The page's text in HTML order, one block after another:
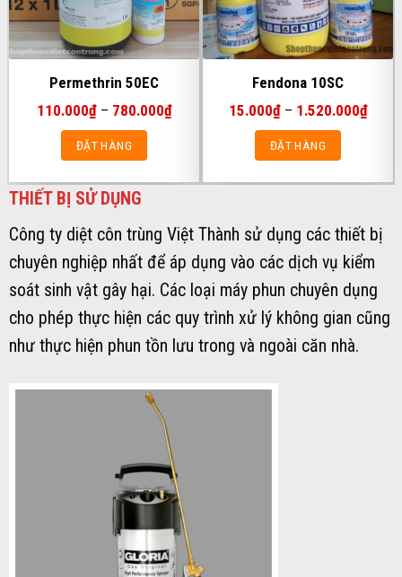
Permethrin 50EC
110.000₫ – 780.000₫Khoảng
giá:
780.000₫
ĐẶT HÀNG
phẩm
có
nhiều
biến
thể.
Các
tùy
chọn
trên
trang
phẩm
Fendona 10SC
15.000₫ – 1.520.000₫
giá:
ĐẶT HÀNG
có
nhiều
biến
thể.
Các
tùy
THIẾT BỊ SỬ DỤNG
Công ty diệt côn trùng Việt Thành sử dụng các thiết bị
chuyên nghiệp nhất để áp dụng vào các dịch vụ kiểm
soát sinh vật gây hại. Các loại máy phun chuyên dụng
cho phép thực hiện các quy trình xử lý không gian cũng
như thực hiện phun tồn lưu trong và ngoài căn nhà.